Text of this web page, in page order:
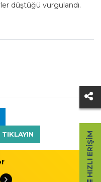
düştüğü vurgulandı.
HIZLI ERIŞIM